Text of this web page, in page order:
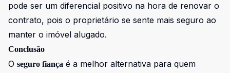
pode ser um diferencial positivo na hora de renovar o
contrato, pois o proprietário se sente mais seguro ao
manter o imóvel alugado.
Conclusão
O seguro fiança é a melhor alternativa para quem